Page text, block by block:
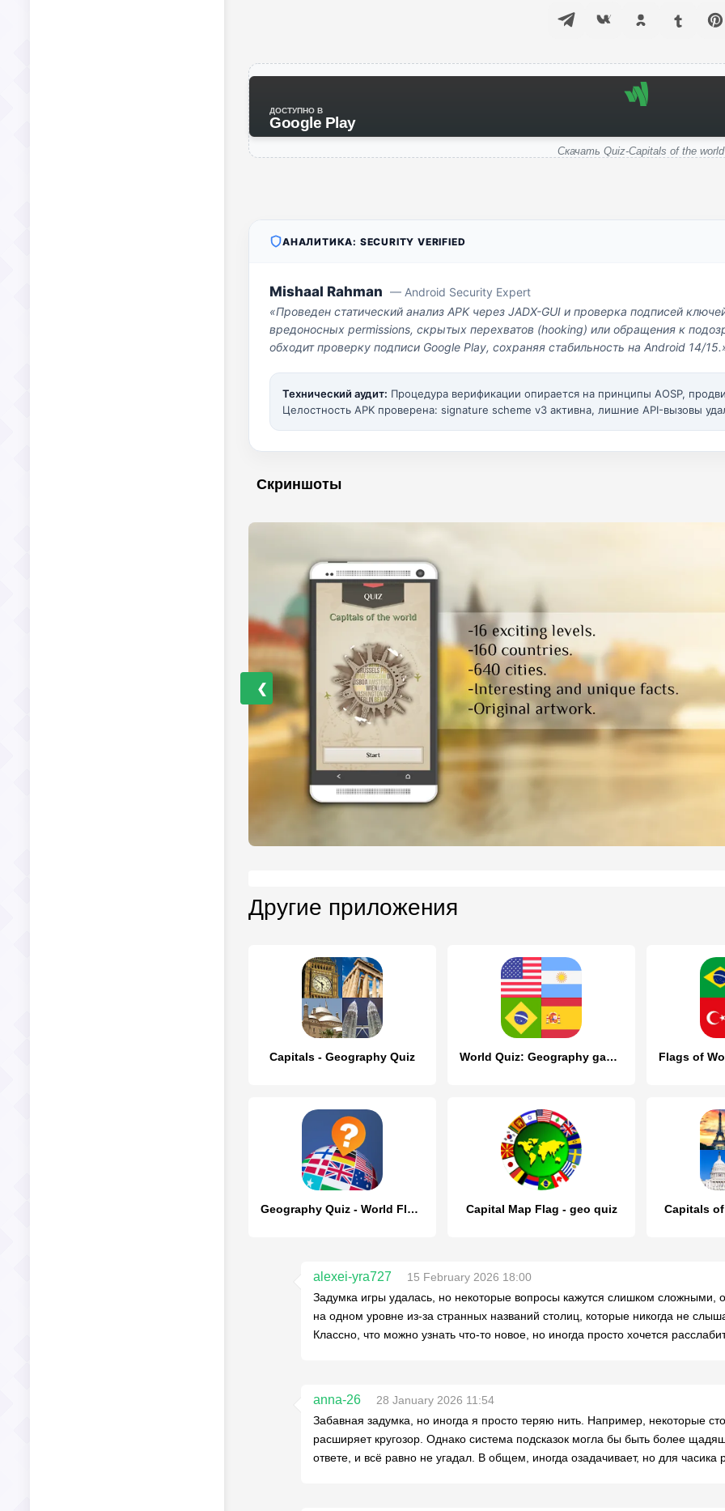
ДОСТУПНО В
Google Play
Скачать Quiz-Capitals of the world
АНАЛИТИКА: SECURITY VERIFIED
Mishaal Rahman — Android Security Expert
«Проведен статический анализ APK через JADX-GUI и проверка подписей
вредоносных permissions, скрытых перехватов (hooking) или обращения к
обходит проверку подписи Google Play, сохраняя стабильность на Android 14/
Технический аудит: Процедура верификации опирается на принципы AOSP,
Целостность APK проверена: signature scheme v3 активна, лишние API-вызовы
Скриншоты
❮
Другие приложения
Capitals - Geography Quiz World Quiz: Geography games
Geography Quiz - World Flags 1 Capital Map Flag - geo quiz Capitals
alexei-yra727
15 February 2026 18:00
Задумка игры удалась, но некоторые вопросы кажутся слишком сложными,
на одном уровне из-за странных названий столиц, которые никогда не
Классно, что можно узнать что-то новое, но иногда просто хочется
anna-26
28 January 2026 11:54
Забавная задумка, но иногда я просто теряю нить. Например, некоторые
расширяет кругозор. Однако система подсказок могла бы быть более
ответе, и всё равно не угадал. В общем, иногда озадачивает, но для часика